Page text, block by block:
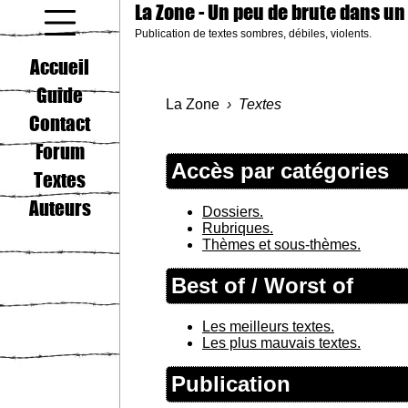
La Zone- Un peu de brute dans
Publication de textes sombres, débiles, violents.
Accueil
Guide
Contact
Forum
Textes
Auteurs
La Zone Textes
Accès par catégories
Dossiers.
Rubriques.
Thèmes et sous-thèmes.
Best of / Worst of
Les meilleurs textes.
Les plus mauvais textes.
Publication